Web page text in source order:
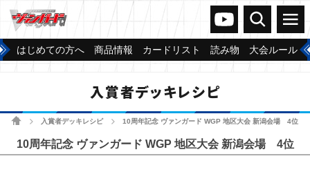
ヴァンガードch
検索 メニュー
はじめての方へ 商品情報 カードリスト 読み物 大会ルール
入賞者デッキレシピ
ホーム 入賞者デッキレシピ 10周年記念 ヴァンガード WGP 地区大会 新潟会場 4位
10周年記念 ヴァンガード WGP 地区大会 新潟会場 4位